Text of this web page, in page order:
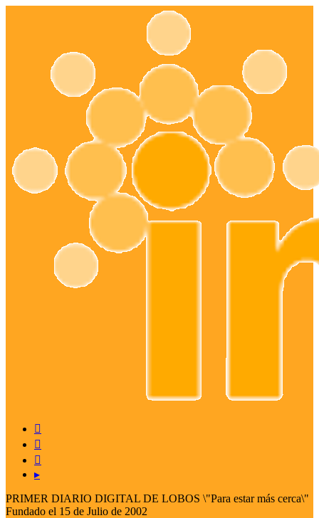



▸
PRIMER DIARIO DIGITAL DE LOBOS \"Para estar más cerca\"
Fundado el 15 de Julio de 2002